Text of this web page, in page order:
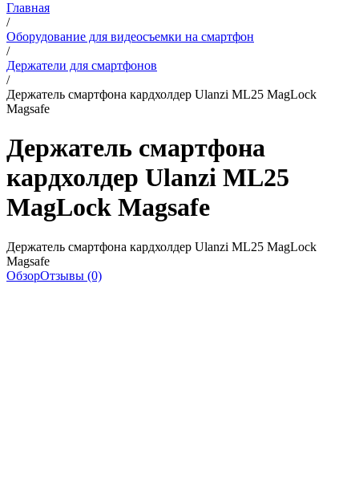
Главная
/
Оборудование для видеосъемки на смартфон
/
Держатели для смартфонов
/
Держатель смартфона кардхолдер Ulanzi ML25 MagLock
Magsafe
Держатель смартфона
кардхолдер Ulanzi ML25
MagLock Magsafe
Держатель смартфона кардхолдер Ulanzi ML25 MagLock
Magsafe
ОбзорОтзывы (0)